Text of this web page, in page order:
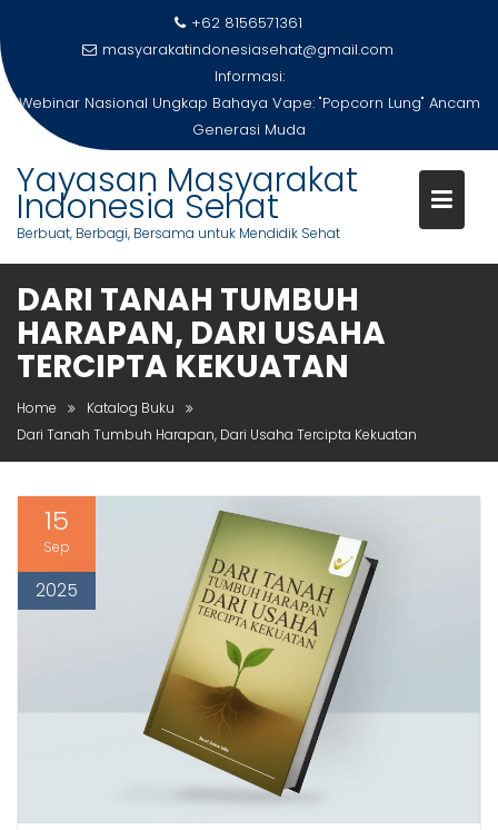
to
content
+62 8156571361
masyarakatindonesiasehat@gmail.com
Informasi:
Webinar Nasional Ungkap Bahaya Vape: "Popcorn Lung" Ancam
Generasi Muda
Yayasan Masyarakat
Indonesia Sehat
Berbuat, Berbagi, Bersama untuk Mendidik Sehat
DARI TANAH TUMBUH
HARAPAN, DARI USAHA
TERCIPTA KEKUATAN
Home
Katalog Buku
Dari Tanah Tumbuh Harapan, Dari Usaha Tercipta Kekuatan
15
Sep
2025